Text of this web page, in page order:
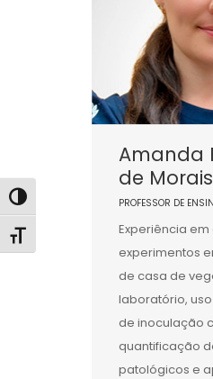
Alternar alto contraste
Alternar tamanho da fonte
Amanda
de Morais
PROFESSOR DE
Experiência
experimentos
de casa de
laboratório,
de inoculação
quantificação
patológicos e